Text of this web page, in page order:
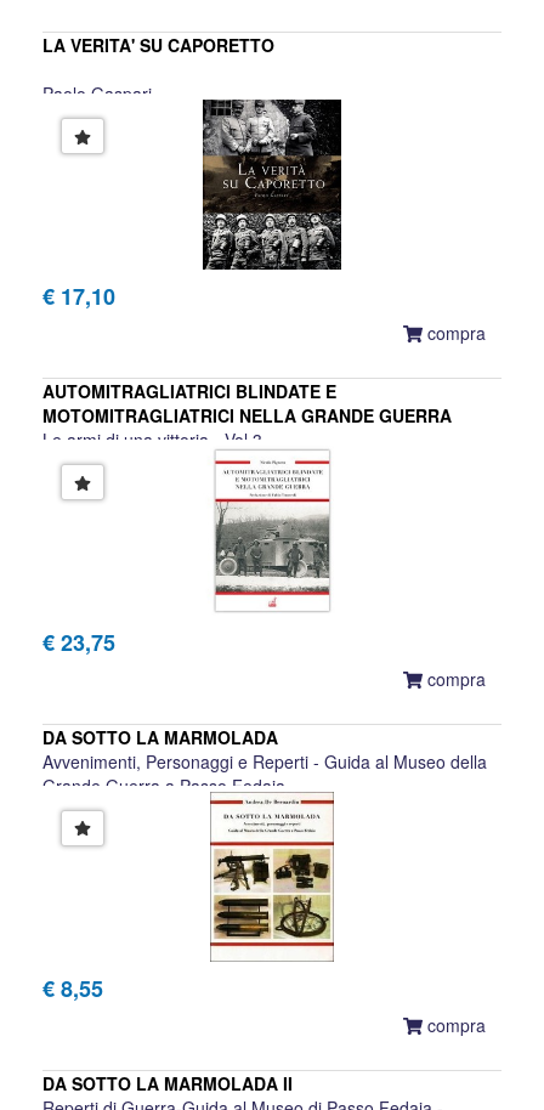
LA VERITA' SU CAPORETTO
Paolo Gaspari
€ 17,10
compra
AUTOMITRAGLIATRICI BLINDATE E
MOTOMITRAGLIATRICI NELLA GRANDE GUERRA
Le armi di una vittoria - Vol.3
Nicola Pignato
€ 23,75
compra
DA SOTTO LA MARMOLADA
Avvenimenti, Personaggi e Reperti - Guida al Museo della
Grande Guerra a Passo Fedaia
Andrea De Bernardin
€ 8,55
compra
DA SOTTO LA MARMOLADA II